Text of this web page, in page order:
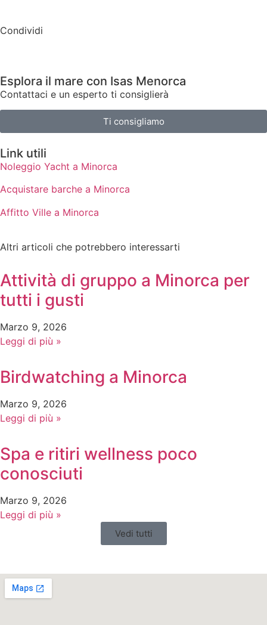
Condividi
Esplora il mare con Isas Menorca
Contattaci e un esperto ti consiglierà
Ti consigliamo
Link utili
Noleggio Yacht a Minorca
Acquistare barche a Minorca
Affitto Ville a Minorca
Altri articoli che potrebbero interessarti
Attività di gruppo a Minorca per
tutti i gusti
Marzo 9, 2026
Leggi di più »
Birdwatching a Minorca
Marzo 9, 2026
Leggi di più »
Spa e ritiri wellness poco
conosciuti
Marzo 9, 2026
Leggi di più »
Vedi tutti